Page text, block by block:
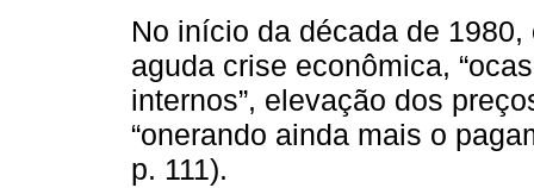
No início da década de
aguda crise econômica,
internos”, elevação dos
“onerando ainda mais o
p. 111).